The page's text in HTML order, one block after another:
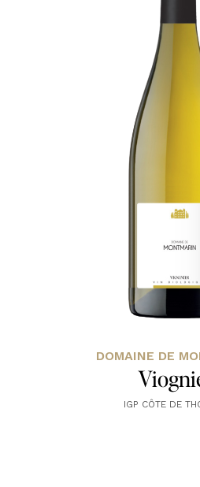
DOMAINE DE
IGP CÔTE DE